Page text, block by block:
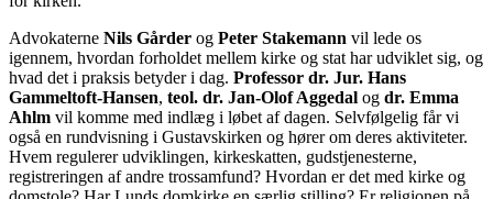
VÄLKOMMEN
Hitta Oresundsadvokat
Om Oresundsadvokater
Arrangemang
05. februar 2018 - Øresundsadvokaters seminar - Besøg
Gustavskirken